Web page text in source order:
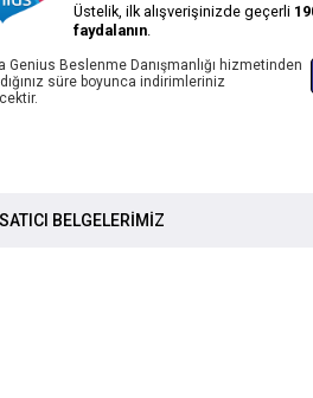
Üstelik, ilk alışverişinizde geçerli
faydalanın
Genius Beslenme Danışmanlığı hizmetinden
süre boyunca indirimleriniz
BELGELERİMİZ